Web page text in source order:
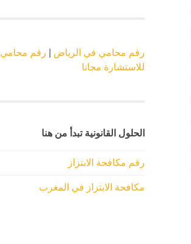
رقم محامي في الرياض
رقم محامي
للاستشارة مجانا
الحلول القانونية تبدأ من هنا
رقم مكافحة الابتزاز
مكافحة الابتزاز في المغرب